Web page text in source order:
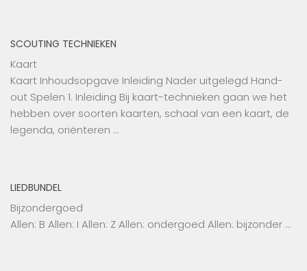
SCOUTING TECHNIEKEN
Kaart
Kaart Inhoudsopgave Inleiding Nader uitgelegd Hand-
out Spelen 1. Inleiding Bij kaart-technieken gaan we het
hebben over soorten kaarten, schaal van een kaart, de
legenda, oriënteren …
LIEDBUNDEL
Bijzondergoed
Allen: B Allen: I Allen: Z Allen: ondergoed Allen: bijzonder …